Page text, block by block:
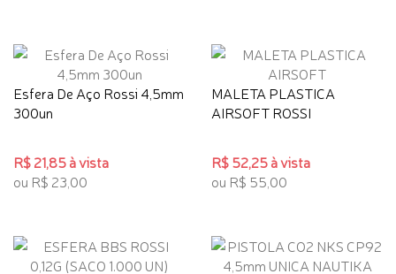
Esfera De Aço Rossi 4,5mm
300un
R$ 21,85 à vista
ou R$ 23,00
MALETA PLASTICA
AIRSOFT ROSSI
R$ 52,25 à vista
ou R$ 55,00